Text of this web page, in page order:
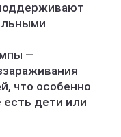
—
что особенно
есть дети или